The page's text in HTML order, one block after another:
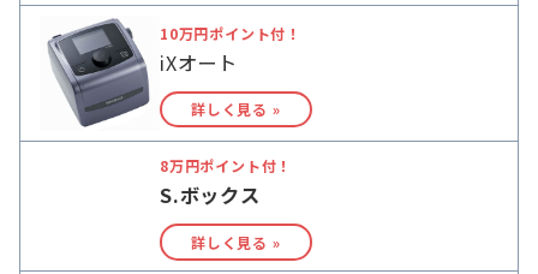
10万円ポイント付！
iXオート
詳しく見る »
8万円ポイント付！
S.ボックス
詳しく見る »